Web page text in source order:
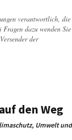
verantwortlich, die
dazu wenden Sie
der
den Weg
Umwelt und